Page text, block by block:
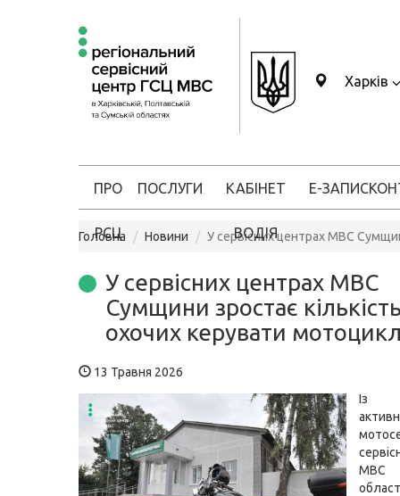
Харків
ПРО
РСЦ
ПОСЛУГИ КАБІНЕТ
ВОДІЯ
Е-ЗАПИС
Головна Новини У сервісних центрах МВС
У сервісних центрах МВС
Сумщини зростає
охочих керувати
13 Травня 2026
Із
МВС